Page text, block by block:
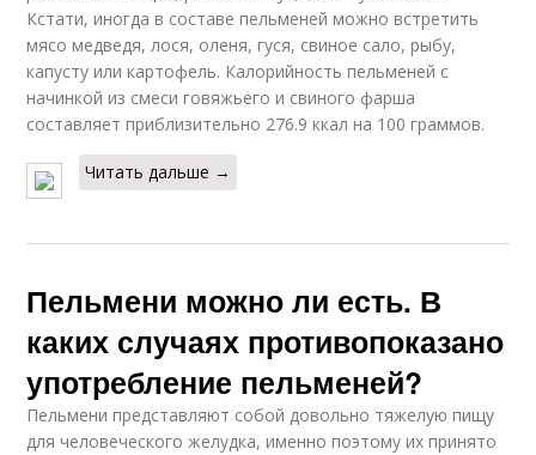
Кстати, иногда в составе пельменей можно встретить
мясо медведя, лося, оленя, гуся, свиное сало, рыбу,
капусту или картофель. Калорийность пельменей с
начинкой из смеси говяжьего и свиного фарша
составляет приблизительно 276.9 ккал на 100 граммов.
Читать дальше →
Пельмени можно ли есть. В
каких случаях противопоказано
употребление пельменей?
Пельмени представляют собой довольно тяжелую пищу
для человеческого желудка, именно поэтому их принято